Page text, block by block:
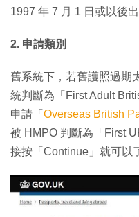
1997 年 7 月 1 日或以後
2. 申請類別
舊系統下，若舊護照過期
統判斷為「First Adult
申請「 Overseas British
被 HMPO 判斷為「First
接按「Continue」就可以